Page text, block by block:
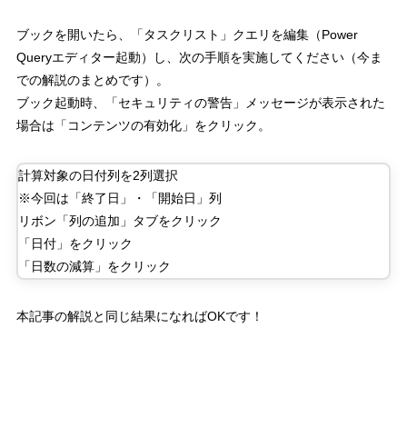
ブックを開いたら、「タスクリスト」クエリを編集（Power
Queryエディター起動）し、次の手順を実施してください（今ま
での解説のまとめです）。
ブック起動時、「セキュリティの警告」メッセージが表示された
場合は「コンテンツの有効化」をクリック。
計算対象の日付列を2列選択
※今回は「終了日」・「開始日」列
リボン「列の追加」タブをクリック
「日付」をクリック
「日数の減算」をクリック
本記事の解説と同じ結果になればOKです！